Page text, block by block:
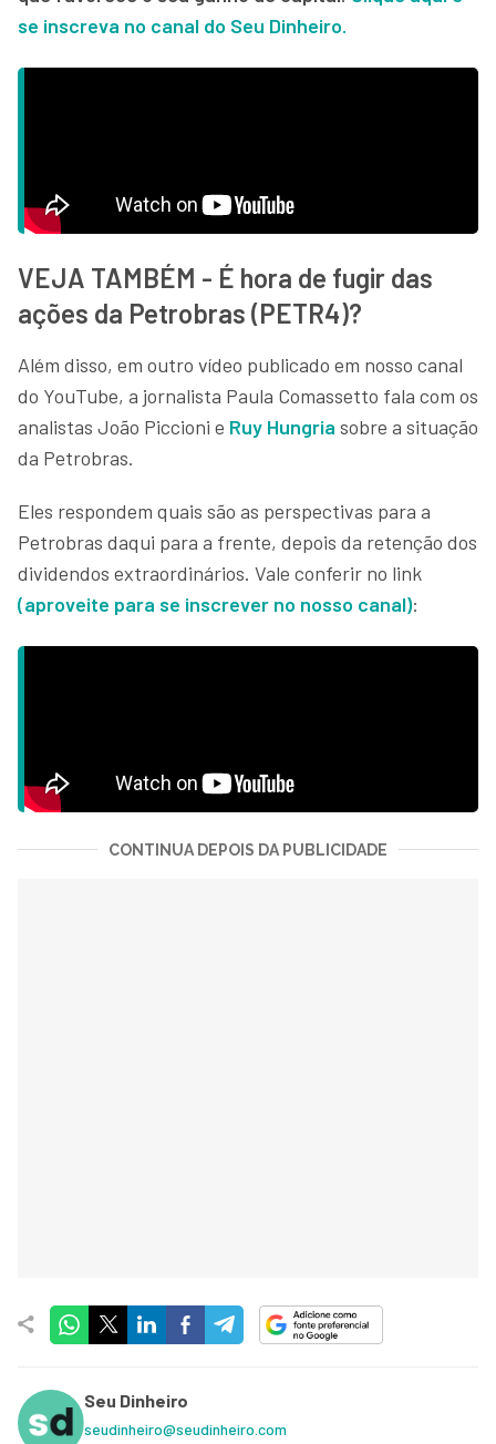
se inscreva no canal do Seu Dinheiro.
VEJA TAMBÉM - É hora de fugir das
ações da Petrobras (PETR4)?
Além disso, em outro vídeo publicado em nosso canal
do YouTube, a jornalista Paula Comassetto fala com os
analistas João Piccioni e Ruy Hungria sobre a situação
da Petrobras.
Eles respondem quais são as perspectivas para a
Petrobras daqui para a frente, depois da retenção dos
dividendos extraordinários. Vale conferir no link
(aproveite para se inscrever no nosso canal):
CONTINUA DEPOIS DA PUBLICIDADE
Seu Dinheiro
seudinheiro@seudinheiro.com